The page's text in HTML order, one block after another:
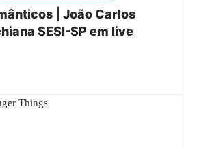
| João Carlos
SESI-SP em live